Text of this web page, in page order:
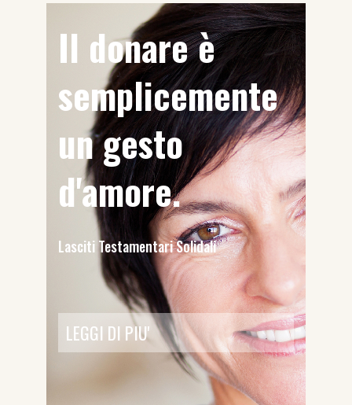
Il donare è
semplicemente
un gesto
d'amore.
Lasciti Testamentari Solidali
LEGGI DI PIU'